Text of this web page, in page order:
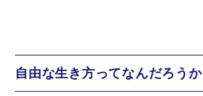
自由な生き方ってなんだろうか